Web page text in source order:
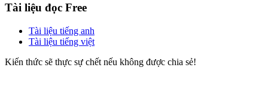
Tài liệu đọc Free
Tài liệu tiếng anh
Tài liệu tiếng việt
Kiến thức sẽ thực sự chết nếu không được chia sẻ!